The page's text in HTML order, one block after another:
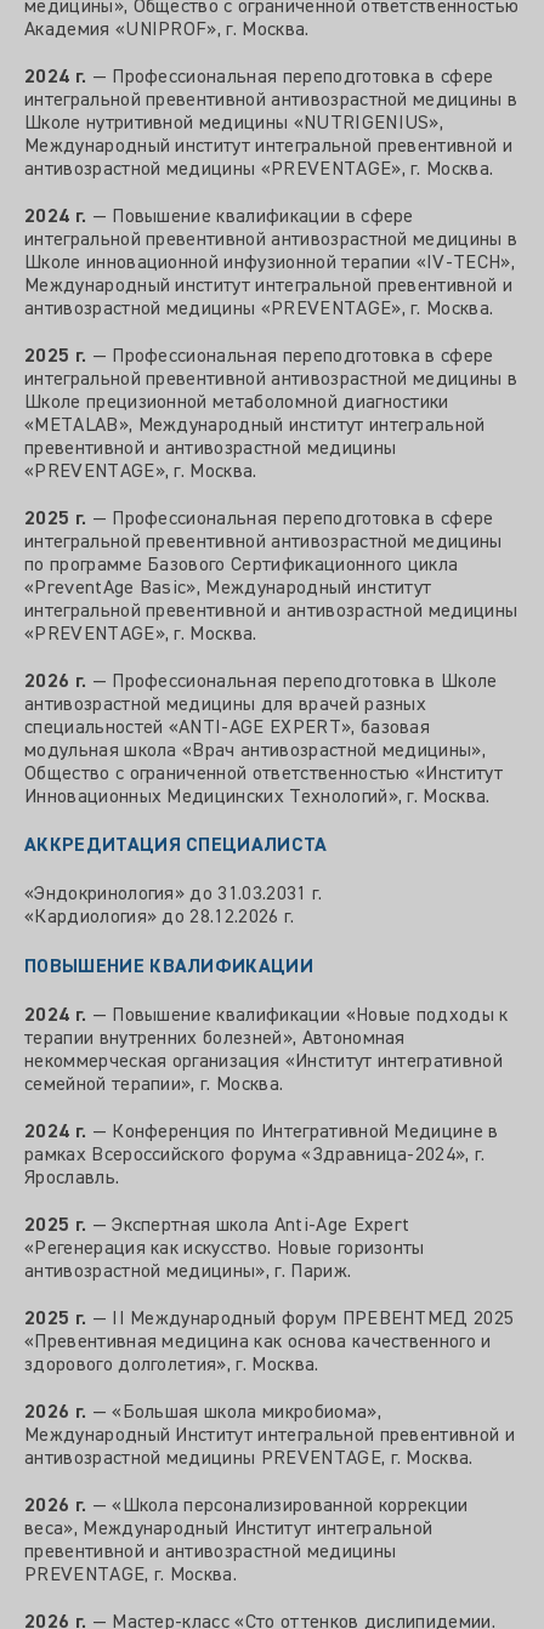
медицины», Общество с ограниченной ответственностью
Академия «UNIPROF», г. Москва.
2024 г. — Профессиональная переподготовка в сфере
интегральной превентивной антивозрастной медицины в
Школе нутритивной медицины «NUTRIGENIUS»,
Международный институт интегральной превентивной и
антивозрастной медицины «PREVENTAGE», г. Москва.
2024 г. — Повышение квалификации в сфере
интегральной превентивной антивозрастной медицины в
Школе инновационной инфузионной терапии «IV‑TECH»,
Международный институт интегральной превентивной и
антивозрастной медицины «PREVENTAGE», г. Москва.
2025 г. — Профессиональная переподготовка в сфере
интегральной превентивной антивозрастной медицины в
Школе прецизионной метаболомной диагностики
«METALAB», Международный институт интегральной
превентивной и антивозрастной медицины
«PREVENTAGE», г. Москва.
2025 г. — Профессиональная переподготовка в сфере
интегральной превентивной антивозрастной медицины
по программе Базового Сертификационного цикла
«PreventAge Basic», Международный институт
интегральной превентивной и антивозрастной медицины
«PREVENTAGE», г. Москва.
2026 г. — Профессиональная переподготовка в Школе
антивозрастной медицины для врачей разных
специальностей «ANTI‑AGE EXPERT», базовая
модульная школа «Врач антивозрастной медицины»,
Общество с ограниченной ответственностью «Институт
Инновационных Медицинских Технологий», г. Москва.
АККРЕДИТАЦИЯ СПЕЦИАЛИСТА
«Эндокринология» до 31.03.2031 г.
«Кардиология» до 28.12.2026 г.
ПОВЫШЕНИЕ КВАЛИФИКАЦИИ
2024 г. — Повышение квалификации «Новые подходы к
терапии внутренних болезней», Автономная
некоммерческая организация «Институт интегративной
семейной терапии», г. Москва.
2024 г. — Конференция по Интегративной Медицине в
рамках Всероссийского форума «Здравница‑2024», г.
Ярославль.
2025 г. — Экспертная школа Anti‑Age Expert
«Регенерация как искусство. Новые горизонты
антивозрастной медицины», г. Париж.
2025 г. — II Международный форум ПРЕВЕНТМЕД 2025
«Превентивная медицина как основа качественного и
здорового долголетия», г. Москва.
2026 г. — «Большая школа микробиома»,
Международный Институт интегральной превентивной и
антивозрастной медицины PREVENTAGE, г. Москва.
2026 г. — «Школа персонализированной коррекции
веса», Международный Институт интегральной
превентивной и антивозрастной медицины
PREVENTAGE, г. Москва.
2026 г. — Мастер‑класс «Сто оттенков дислипидемии.